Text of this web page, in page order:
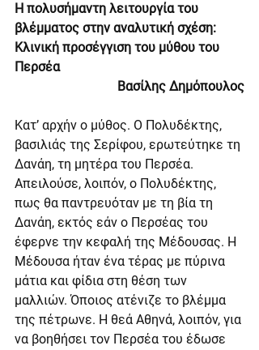
Η πολυσήμαντη λειτουργία του
βλέμματος στην αναλυτική σχέση:
Κλινική προσέγγιση του μύθου του
Περσέα
Βασίλης Δημόπουλος
Κατ’ αρχήν ο μύθος. Ο Πολυδέκτης,
βασιλιάς της Σερίφου, ερωτεύτηκε τη
Δανάη, τη μητέρα του Περσέα.
Απειλούσε, λοιπόν, ο Πολυδέκτης,
πως θα παντρευόταν με τη βία τη
Δανάη, εκτός εάν ο Περσέας του
έφερνε την κεφαλή της Μέδουσας. Η
Μέδουσα ήταν ένα τέρας με πύρινα
μάτια και φίδια στη θέση των
μαλλιών. Όποιος ατένιζε το βλέμμα
της πέτρωνε. Η θεά Αθηνά, λοιπόν, για
να βοηθήσει τον Περσέα του έδωσε